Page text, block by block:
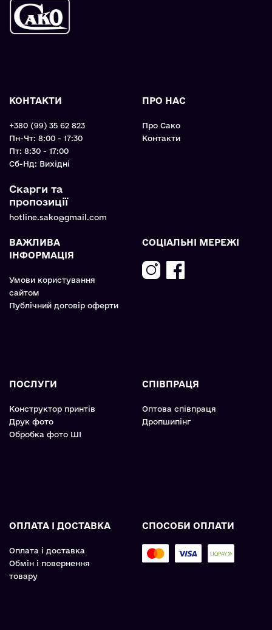
КОНТАКТИ
+380 (99) 35 62 823
Пн-Чт: 8:00 - 17:30
Пт: 8:30 - 17:00
Cб-Нд: Вихідні
Скарги та
пропозиції
hotline.sako@gmail.com
ПРО НАС
Про Сако
Контакти
ВАЖЛИВА
ІНФОРМАЦІЯ
Умови користування
сайтом
Публічний договір оферти
СОЦІАЛЬНІ МЕРЕЖІ
ПОСЛУГИ
Конструктор принтів
Друк фото
Обробка фото ШІ
СПІВПРАЦЯ
Оптова співпраця
Дропшипінг
ОПЛАТА І ДОСТАВКА
Оплата і доставка
Обмін і повернення
товару
СПОСОБИ ОПЛАТИ